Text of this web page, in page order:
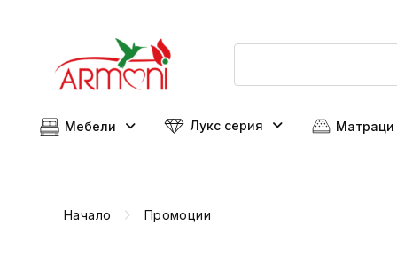
Мебели Лукс серия Матраци
Начало Промоции